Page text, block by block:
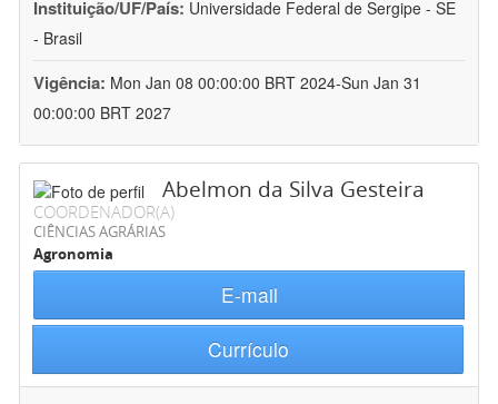
Instituição/UF/País: Universidade Federal de Sergipe - SE
- Brasil
Vigência: Mon Jan 08 00:00:00 BRT 2024-Sun Jan 31
00:00:00 BRT 2027
Abelmon da Silva Gesteira
COORDENADOR(A)
CIÊNCIAS AGRÁRIAS
Agronomia
E-mail
Currículo